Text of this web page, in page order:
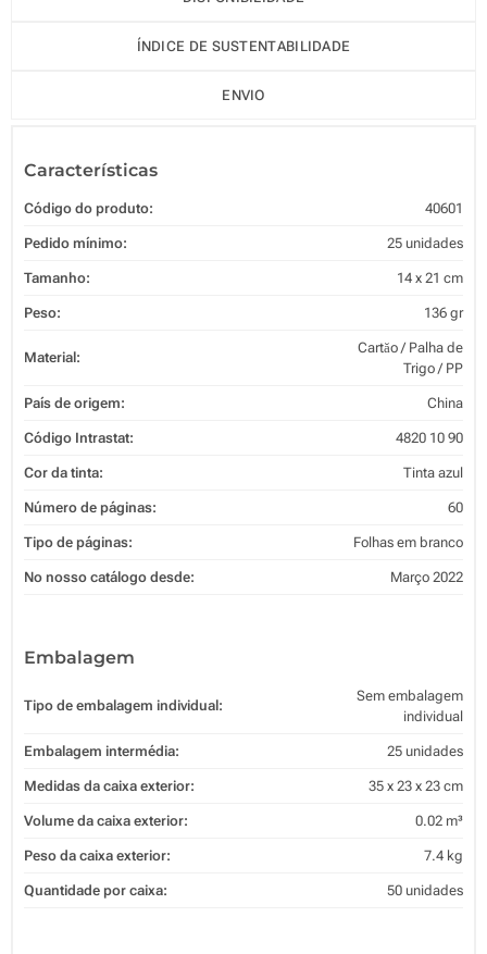
ÍNDICE DE SUSTENTABILIDADE
ENVIO
Características
Código do produto: 40601
Pedido mínimo: 25 unidades
Tamanho: 14 x 21 cm
Peso: 136 gr
Material:
Cartăo / Palha de
Trigo / PP
País de origem: China
Código Intrastat: 4820 10 90
Cor da tinta: Tinta azul
Número de páginas: 60
Tipo de páginas: Folhas em branco
No nosso catálogo desde: Março 2022
Embalagem
Tipo de embalagem individual:
Sem embalagem
individual
Embalagem intermédia: 25 unidades
Medidas da caixa exterior: 35 x 23 x 23 cm
Volume da caixa exterior: 0.02 m³
Peso da caixa exterior: 7.4 kg
Quantidade por caixa: 50 unidades